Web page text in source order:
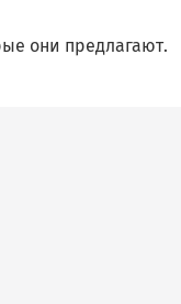
они предлагают.